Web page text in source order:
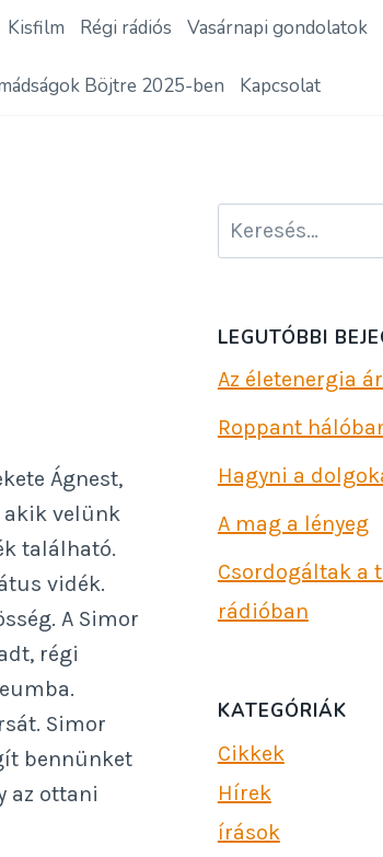
Kisfilm Régi rádiós Vasárnapi gondolatok
Böjtre 2025-ben Kapcsolat
Ágnest,
akik velünk
található.
vidék.
A Simor
régi
Simor
bennünket
az ottani
Keresés:
LEGUTÓBBI
Az életenergia
Roppant
Hagyni a
A mag a lényeg
Csordogáltak a
rádióban
KATEGÓRIÁK
Cikkek
Hírek
írások